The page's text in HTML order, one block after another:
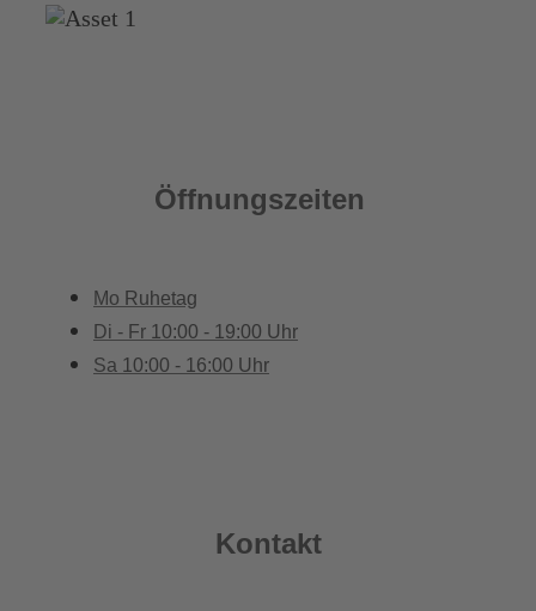
Öffnungszeiten
Mo Ruhetag
Di - Fr 10:00 - 19:00 Uhr
Sa 10:00 - 16:00 Uhr
Kontakt